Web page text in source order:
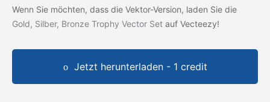
Wenn Sie möchten, dass die Vektor-Version, laden Sie die
Gold, Silber, Bronze Trophy Vector Set auf Vecteezy!
Jetzt herunterladen - 1 credit